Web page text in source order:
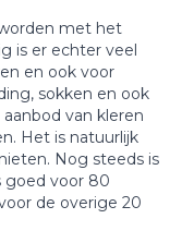
met het
is er echter veel
en ook voor
sokken en ook
van kleren
Het is natuurlijk
Nog steeds is
goed voor 80
de overige 20